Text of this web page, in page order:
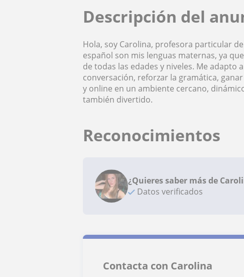
Descripción del
Hola, soy Carolina, profesora particular
español son mis lenguas maternas, ya
de todas las edades y niveles. Me adapto
conversación, reforzar la gramática,
y online en un ambiente cercano,
también divertido.
Reconocimientos
¿Quieres saber más de
Datos verificados
Contacta con Carolina